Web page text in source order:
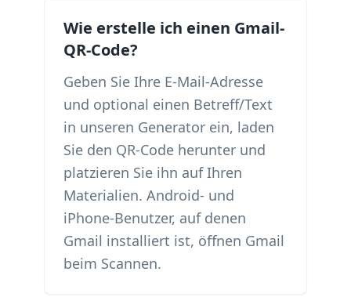
Wie erstelle ich einen Gmail-
QR-Code?
Geben Sie Ihre E-Mail-Adresse
und optional einen Betreff/Text
in unseren Generator ein, laden
Sie den QR-Code herunter und
platzieren Sie ihn auf Ihren
Materialien. Android- und
iPhone-Benutzer, auf denen
Gmail installiert ist, öffnen Gmail
beim Scannen.